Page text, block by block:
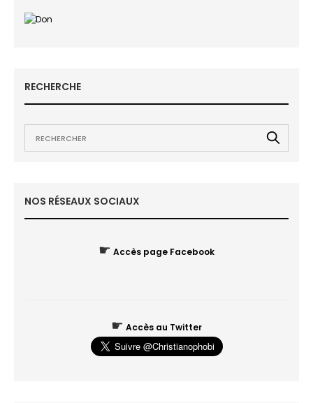
RECHERCHE
NOS RÉSEAUX SOCIAUX
☛ Accès page Facebook
☛ Accès au Twitter